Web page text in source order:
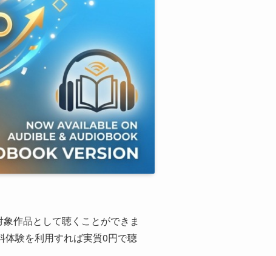
作品として聴くことができま
体験を利用すれば実質0円で聴